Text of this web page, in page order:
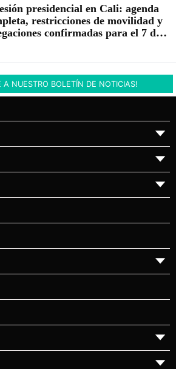
presidencial en Cali: agenda
restricciones de movilidad y
confirmadas para el 7 de
A NUESTRO BOLETÍN DE NOTICIAS!
▼
▼
▼
▼
▼
▼